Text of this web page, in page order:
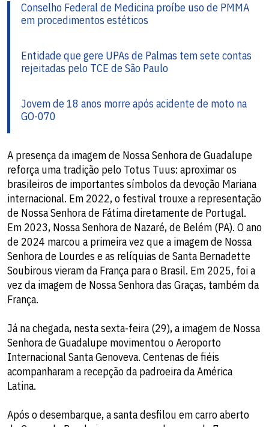
Conselho Federal de Medicina proíbe uso de PMMA
em procedimentos estéticos
Entidade que gere UPAs de Palmas tem sete contas
rejeitadas pelo TCE de São Paulo
Jovem de 18 anos morre após acidente de moto na
GO-070
A presença da imagem de Nossa Senhora de Guadalupe
reforça uma tradição pelo Totus Tuus: aproximar os
brasileiros de importantes símbolos da devoção Mariana
internacional. Em 2022, o festival trouxe a representação
de Nossa Senhora de Fátima diretamente de Portugal.
Em 2023, Nossa Senhora de Nazaré, de Belém (PA). O ano
de 2024 marcou a primeira vez que a imagem de Nossa
Senhora de Lourdes e as relíquias de Santa Bernadette
Soubirous vieram da França para o Brasil. Em 2025, foi a
vez da imagem de Nossa Senhora das Graças, também da
França.
Já na chegada, nesta sexta-feira (29), a imagem de Nossa
Senhora de Guadalupe movimentou o Aeroporto
Internacional Santa Genoveva. Centenas de fiéis
acompanharam a recepção da padroeira da América
Latina.
Após o desembarque, a santa desfilou em carro aberto